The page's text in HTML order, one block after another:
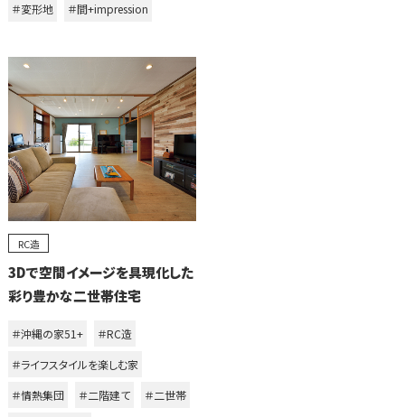
＃変形地
＃間+impression
RC造
3Dで空間イメージを具現化した
彩り豊かな二世帯住宅
＃沖縄の家51+
＃RC造
＃ライフスタイルを楽しむ家
＃情熱集団
＃二階建て
＃二世帯